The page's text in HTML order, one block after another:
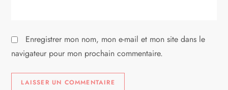
e
Enregistrer mon nom, mon e-mail et mon site dans le
navigateur pour mon prochain commentaire.